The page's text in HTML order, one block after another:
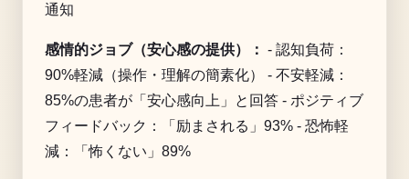
通知
感情的ジョブ（安心感の提供）： - 認知負荷：
90%軽減（操作・理解の簡素化） - 不安軽減：
85%の患者が「安心感向上」と回答 - ポジティブ
フィードバック：「励まされる」93% - 恐怖軽
減：「怖くない」89%